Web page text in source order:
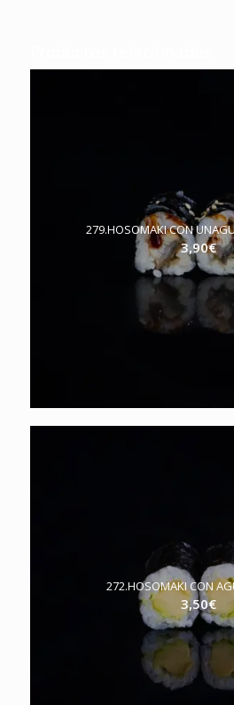
279.HOSOMAKI CON
3,90€
272.HOSOMAKI CON
3,50€